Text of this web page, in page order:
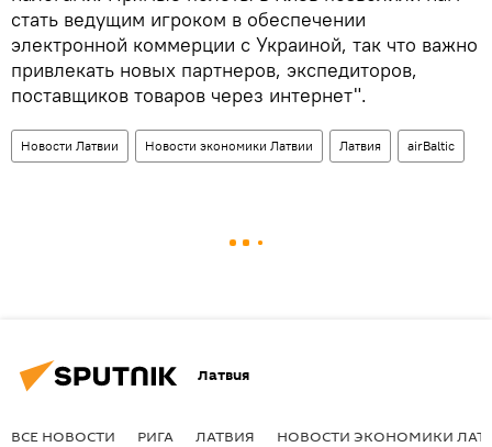
стать ведущим игроком в обеспечении
электронной коммерции с Украиной, так что важно
привлекать новых партнеров, экспедиторов,
поставщиков товаров через интернет".
Новости Латвии Новости экономики Латвии Латвия airBaltic
Латвия
ВСЕ НОВОСТИ РИГА ЛАТВИЯ НОВОСТИ ЭКОНОМИКИ